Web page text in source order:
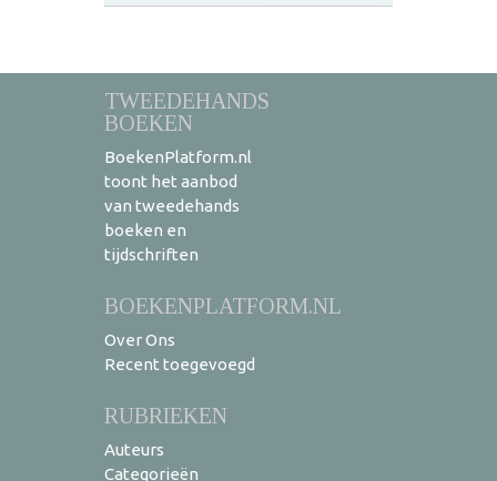
TWEEDEHANDS
BOEKEN
BoekenPlatform.nl
toont het aanbod
van tweedehands
boeken en
tijdschriften
BOEKENPLATFORM.NL
Over Ons
Recent toegevoegd
RUBRIEKEN
Auteurs
Categorieën